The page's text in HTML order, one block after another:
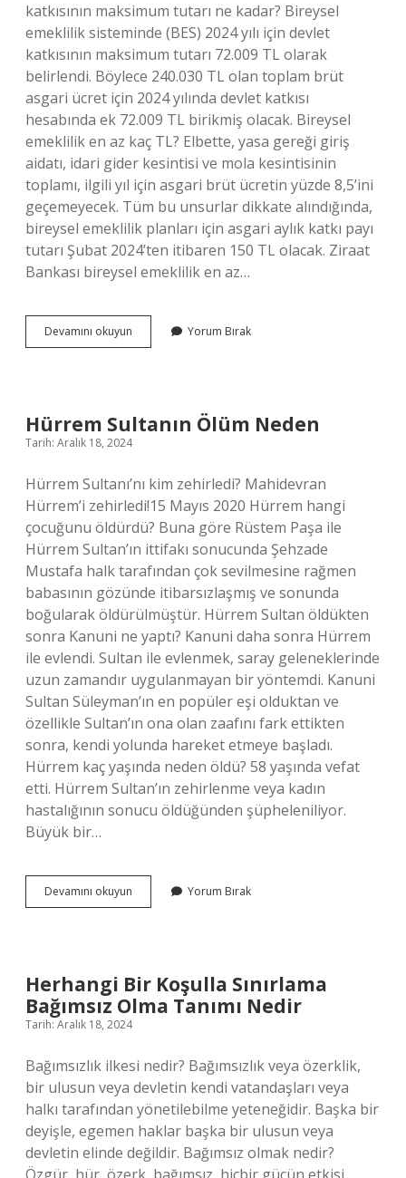
katkısının maksimum tutarı ne kadar? Bireysel
emeklilik sisteminde (BES) 2024 yılı için devlet
katkısının maksimum tutarı 72.009 TL olarak
belirlendi. Böylece 240.030 TL olan toplam brüt
asgari ücret için 2024 yılında devlet katkısı
hesabında ek 72.009 TL birikmiş olacak. Bireysel
emeklilik en az kaç TL? Elbette, yasa gereği giriş
aidatı, idari gider kesintisi ve mola kesintisinin
toplamı, ilgili yıl için asgari brüt ücretin yüzde 8,5’ini
geçemeyecek. Tüm bu unsurlar dikkate alındığında,
bireysel emeklilik planları için asgari aylık katkı payı
tutarı Şubat 2024’ten itibaren 150 TL olacak. Ziraat
Bankası bireysel emeklilik en az…
Devamını okuyun Bireysel
Emeklilik
2024
Yorum Bırak
Hürrem Sultanın Ölüm Neden
Tarih: Aralık 18, 2024
Hürrem Sultanı’nı kim zehirledi? Mahidevran
Hürrem’i zehirledi!15 Mayıs 2020 Hürrem hangi
çocuğunu öldürdü? Buna göre Rüstem Paşa ile
Hürrem Sultan’ın ittifakı sonucunda Şehzade
Mustafa halk tarafından çok sevilmesine rağmen
babasının gözünde itibarsızlaşmış ve sonunda
boğularak öldürülmüştür. Hürrem Sultan öldükten
sonra Kanuni ne yaptı? Kanuni daha sonra Hürrem
ile evlendi. Sultan ile evlenmek, saray geleneklerinde
uzun zamandır uygulanmayan bir yöntemdi. Kanuni
Sultan Süleyman’ın en popüler eşi olduktan ve
özellikle Sultan’ın ona olan zaafını fark ettikten
sonra, kendi yolunda hareket etmeye başladı.
Hürrem kaç yaşında neden öldü? 58 yaşında vefat
etti. Hürrem Sultan’ın zehirlenme veya kadın
hastalığının sonucu öldüğünden şüpheleniliyor.
Büyük bir…
Devamını okuyun
Sultanın
Yorum Bırak
Herhangi Bir Koşulla Sınırlama
Bağımsız Olma Tanımı Nedir
Tarih: Aralık 18, 2024
Bağımsızlık ilkesi nedir? Bağımsızlık veya özerklik,
bir ulusun veya devletin kendi vatandaşları veya
halkı tarafından yönetilebilme yeteneğidir. Başka bir
deyişle, egemen haklar başka bir ulusun veya
devletin elinde değildir. Bağımsız olmak nedir?